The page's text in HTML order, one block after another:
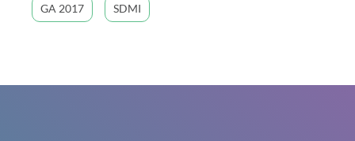
GA 2017 SDMI